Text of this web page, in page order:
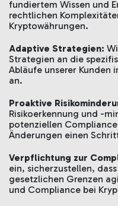
fundiertem Wissen und
rechtlichen
Kryptowährungen.
Adaptive Strategien:
Strategien an die
Abläufe unserer Kunden
an.
Proaktive
Risikoerkennung und -
potenziellen
Änderungen einen
Verpflichtung zur
ein, sicherzustellen,
gesetzlichen Grenzen
und Compliance bei